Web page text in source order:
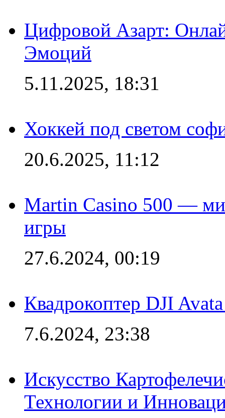
Цифровой Азарт:
Эмоций
5.11.2025, 18:31
Хоккей под светом
20.6.2025, 11:12
Martin Casino 500 —
игры
27.6.2024, 00:19
Квадрокоптер DJI
7.6.2024, 23:38
Искусство
Технологии и